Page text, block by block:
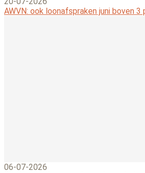
AWVN: ook loonafspraken juni boven 3
06-07-2026